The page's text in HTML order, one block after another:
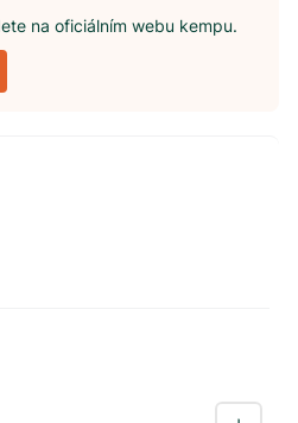
na oficiálním webu kempu.